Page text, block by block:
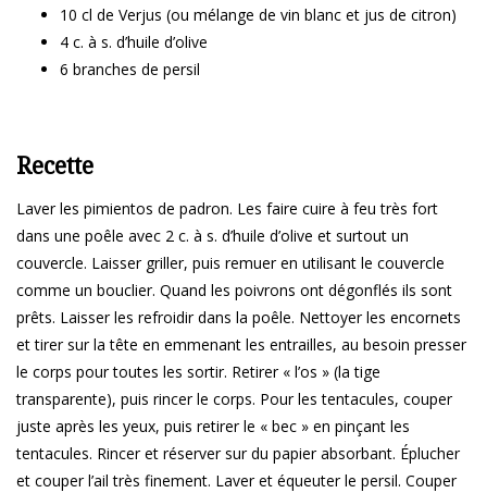
10 cl de Verjus (ou mélange de vin blanc et jus de citron)
4 c. à s. d’huile d’olive
6 branches de persil
Recette
Laver les pimientos de padron. Les faire cuire à feu très fort
dans une poêle avec 2 c. à s. d’huile d’olive et surtout un
couvercle. Laisser griller, puis remuer en utilisant le couvercle
comme un bouclier. Quand les poivrons ont dégonflés ils sont
prêts. Laisser les refroidir dans la poêle. Nettoyer les encornets
et tirer sur la tête en emmenant les entrailles, au besoin presser
le corps pour toutes les sortir. Retirer « l’os » (la tige
transparente), puis rincer le corps. Pour les tentacules, couper
juste après les yeux, puis retirer le « bec » en pinçant les
tentacules. Rincer et réserver sur du papier absorbant. Éplucher
et couper l’ail très finement. Laver et équeuter le persil. Couper